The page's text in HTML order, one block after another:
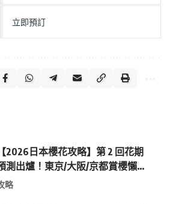
立即預訂
【2026日本櫻花攻略】第 2 回花期
測出爐！東京/大阪/京都賞櫻懶人
(附最新時間表)
略